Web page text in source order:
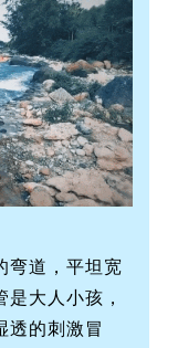
弯道，平坦宽
大人小孩，
透的刺激冒